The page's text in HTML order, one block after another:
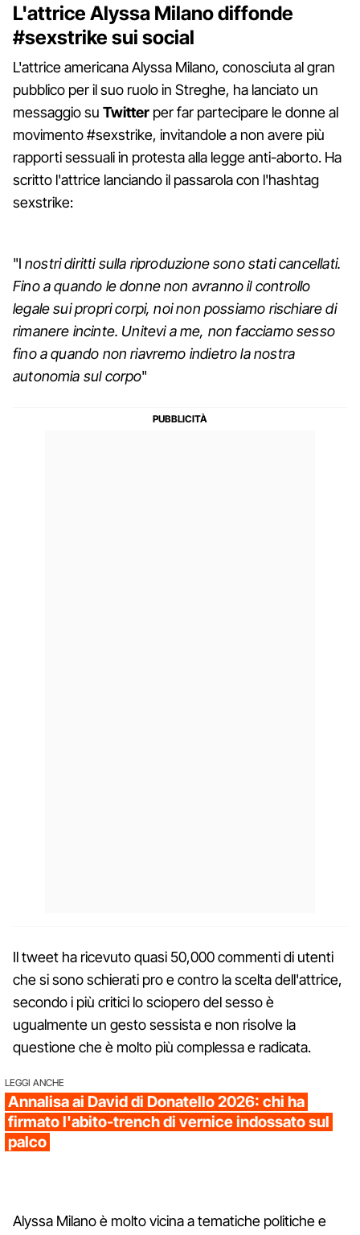
L'attrice Alyssa Milano diffonde
#sexstrike sui social
L'attrice americana Alyssa Milano, conosciuta al gran
pubblico per il suo ruolo in Streghe, ha lanciato un
messaggio su Twitter per far partecipare le donne al
movimento #sexstrike, invitandole a non avere più
rapporti sessuali in protesta alla legge anti-aborto. Ha
scritto l'attrice lanciando il passarola con l'hashtag
sexstrike:
"I nostri diritti sulla riproduzione sono stati cancellati.
Fino a quando le donne non avranno il controllo
legale sui propri corpi, noi non possiamo rischiare di
rimanere incinte. Unitevi a me, non facciamo sesso
fino a quando non riavremo indietro la nostra
autonomia sul corpo"
Il tweet ha ricevuto quasi 50,000 commenti di utenti
che si sono schierati pro e contro la scelta dell'attrice,
secondo i più critici lo sciopero del sesso è
ugualmente un gesto sessista e non risolve la
questione che è molto più complessa e radicata.
LEGGI ANCHE
Annalisa ai David di Donatello 2026: chi ha
firmato l'abito-trench di vernice indossato sul
palco
Alyssa Milano è molto vicina a tematiche politiche e